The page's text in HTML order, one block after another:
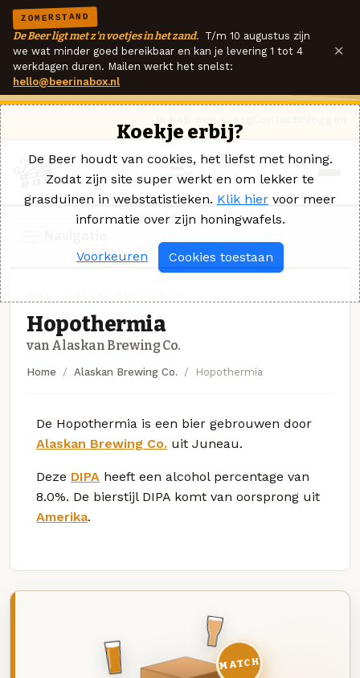
ZOMERSTAND
De Beer ligt met z'n voetjes in het zand. T/m 10 augustus zijn
we wat minder goed bereikbaar en kan je levering 1 tot 4
werkdagen duren. Mailen werkt het snelst:
hello@beerinabox.nl
×
Hopothermia
van Alaskan Brewing Co.
Home Alaskan Brewing Co. Hopothermia
De Hopothermia is een bier gebrouwen door
Alaskan Brewing Co. uit Juneau.
Deze DIPA heeft een alcohol percentage van
8.0%. De bierstijl DIPA komt van oorsprong uit
Amerika.
MATCH
Koekje erbij?
De Beer houdt van cookies, het liefst met honing.
Zodat zijn site super werkt en om lekker te
grasduinen in webstatistieken. Klik hier voor meer
informatie over zijn honingwafels.
Voorkeuren Cookies toestaan